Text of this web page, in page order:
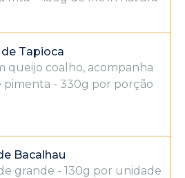
Tapioca
queijo coalho, acompanha
pimenta - 330g por porção
Bacalhau
grande - 130g por unidade